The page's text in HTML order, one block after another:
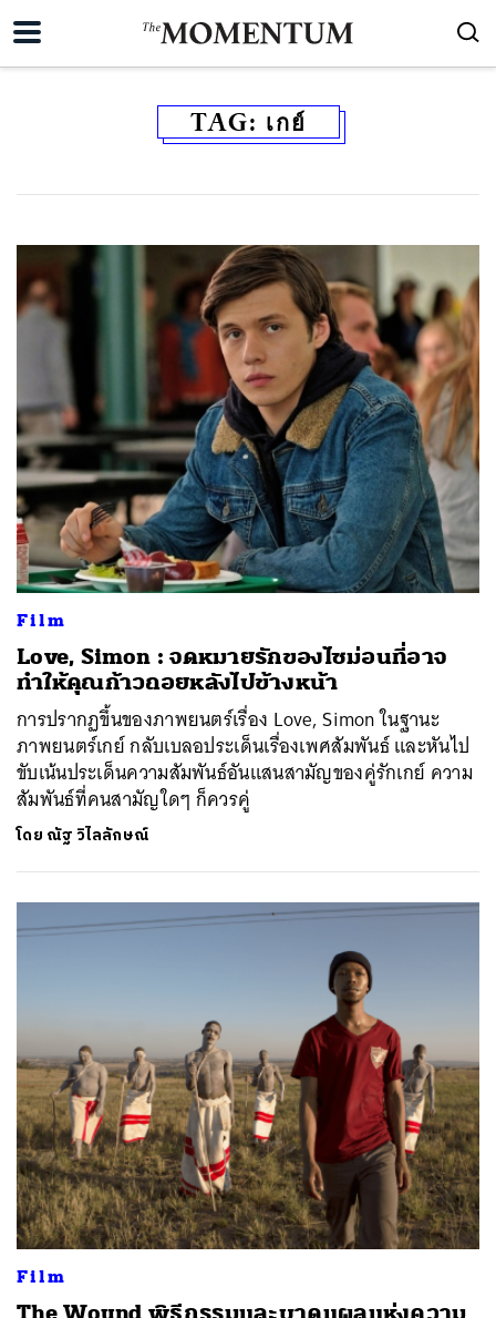
TAG: เกย์
Film
Love, Simon : จดหมายรักของไซม่อนที่อาจ
ทำให้คุณก้าวถอยหลังไปข้างหน้า
การปรากฏขึ้นของภาพยนตร์เรื่อง Love, Simon ในฐานะ
ภาพยนตร์เกย์ กลับเบลอประเด็นเรื่องเพศสัมพันธ์ และหันไป
ขับเน้นประเด็นความสัมพันธ์อันแสนสามัญของคู่รักเกย์ ความ
สัมพันธ์ที่คนสามัญใดๆ ก็ควรคู่
โดย ณัฐ วิไลลักษณ์
Film
ค้นหา
SHARE TWEET LINE EMAIL